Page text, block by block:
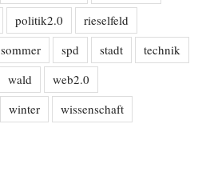
politik2.0
rieselfeld
sommer spd stadt
technik
wald
web2.0
winter wissenschaft